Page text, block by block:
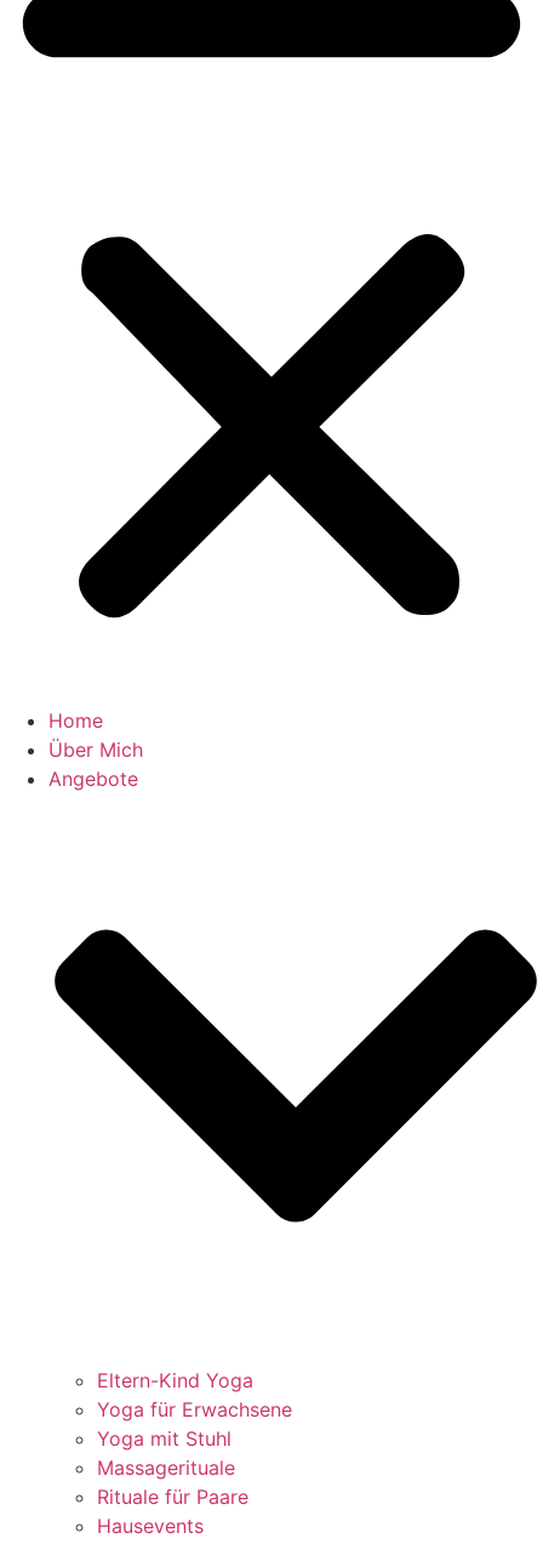
Home
Über Mich
Angebote
Eltern-Kind Yoga
Yoga für Erwachsene
Yoga mit Stuhl
Massagerituale
Rituale für Paare
Hausevents